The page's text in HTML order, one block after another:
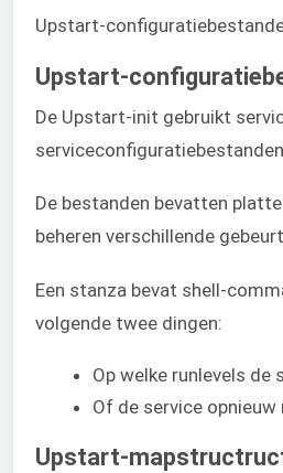
Upstart-
Upstart-
De Upstart-init gebruikt
De bestanden bevatten
beheren verschillende
Een stanza bevat shell-
volgende twee dingen:
Op welke runlevels
Of de service
Upstart-